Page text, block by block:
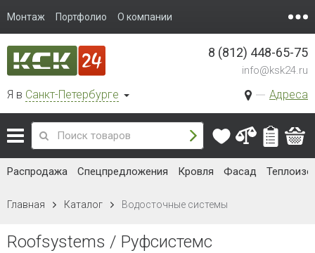
Монтаж Портфолио О компании
Я в Санкт-Петербурге Адреса
8 (812) 448-65-75
info@ksk24.ru
Распродажа Спецпредложения Кровля Фасад
Главная Каталог Водосточные системы
Roofsystems / Руфсистемс